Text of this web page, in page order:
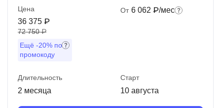
Цена
36 375 ₽
72 750 ₽
Ещё -20% по
промокоду
От 6 062 ₽/мес
Длительность
2 месяца
Старт
10 августа